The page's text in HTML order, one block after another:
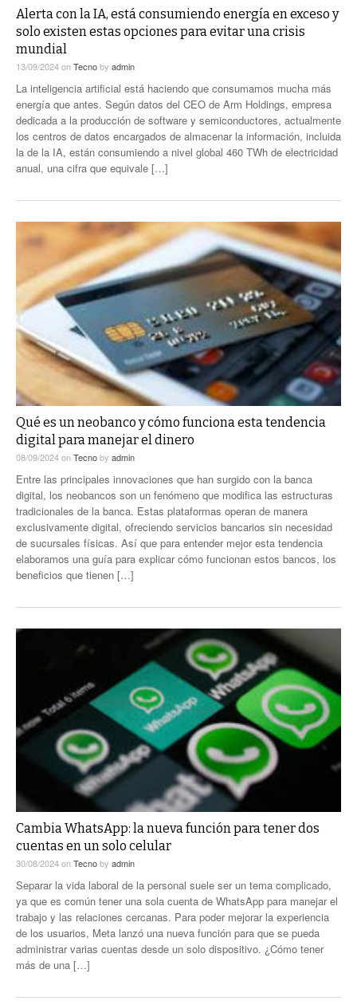
Alerta con la IA, está consumiendo energía en exceso y
solo existen estas opciones para evitar una crisis
mundial
13/09/2024onTecnoby admin
La inteligencia artificial está haciendo que consumamos mucha más
energía que antes. Según datos del CEO de Arm Holdings, empresa
dedicada a la producción de software y semiconductores, actualmente
los centros de datos encargados de almacenar la información, incluida
la de la IA, están consumiendo a nivel global 460 TWh de electricidad
anual, una cifra que equivale […]
Qué es un neobanco y cómo funciona esta tendencia
digital para manejar el dinero
08/09/2024onTecnoby admin
Entre las principales innovaciones que han surgido con la banca
digital, los neobancos son un fenómeno que modifica las estructuras
tradicionales de la banca. Estas plataformas operan de manera
exclusivamente digital, ofreciendo servicios bancarios sin necesidad
de sucursales físicas. Así que para entender mejor esta tendencia
elaboramos una guía para explicar cómo funcionan estos bancos, los
beneficios que tienen […]
Cambia WhatsApp: la nueva función para tener dos
cuentas en un solo celular
30/08/2024onTecnoby admin
Separar la vida laboral de la personal suele ser un tema complicado,
ya que es común tener una sola cuenta de WhatsApp para manejar el
trabajo y las relaciones cercanas. Para poder mejorar la experiencia
de los usuarios, Meta lanzó una nueva función para que se pueda
administrar varias cuentas desde un solo dispositivo. ¿Cómo tener
más de una […]